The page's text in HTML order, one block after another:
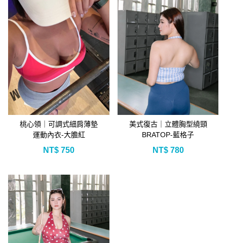
桃心領｜可調式細肩薄墊
運動內衣-大膽紅
NT$ 750
美式復古｜立體胸型繞頸
BRATOP-藍格子
NT$780